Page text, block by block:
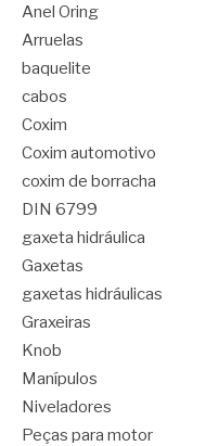
Anel Oring
Arruelas
baquelite
cabos
Coxim
Coxim automotivo
coxim de borracha
DIN 6799
gaxeta hidráulica
Gaxetas
gaxetas hidráulicas
Graxeiras
Knob
Manípulos
Niveladores
Peças para motor